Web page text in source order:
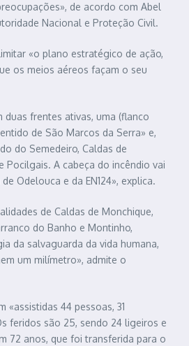
de acordo com Abel
Nacional e Proteção Civil.
«o plano estratégico de ação,
os meios aéreos façam o seu
duas frentes ativas, uma (flanco
de São Marcos da Serra» e,
do Semedeiro, Caldas de
Pocilgais. A cabeça do incêndio vai
Odelouca e da EN124», explica.
de Caldas de Monchique,
do Banho e Montinho,
da salvaguarda da vida humana,
um milímetro», admite o
«assistidas 44 pessoas, 31
feridos são 25, sendo 24 ligeiros e
72 anos, que foi transferida para o